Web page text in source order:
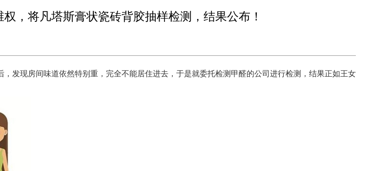
，将凡塔斯膏状瓷砖背胶抽样检测，结果公布！
发现房间味道依然特别重，完全不能居住进去，于是就委托检测甲醛的公司进行检测，结果正如王女